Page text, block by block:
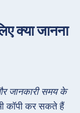
क्या जानना
जानकारी समय के
कॉपी कर सकते हैं